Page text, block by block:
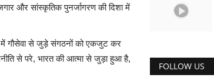
और सांस्कृतिक पुनर्जागरण की दिशा में
में गौसेवा से जुड़े संगठनों को एकजुट कर
से परे, भारत की आत्मा से जुड़ा हुआ है,
FOLLOW US